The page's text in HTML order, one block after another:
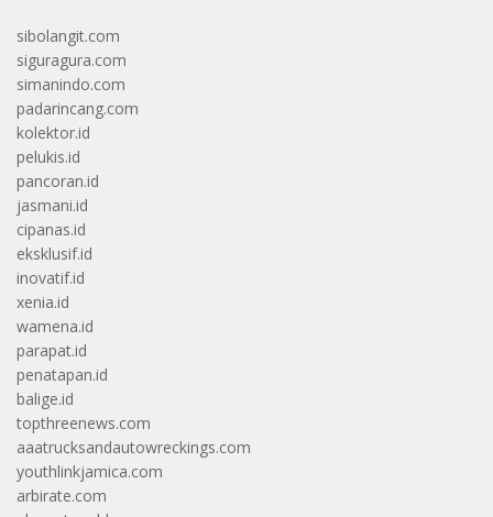
sibolangit.com
siguragura.com
simanindo.com
padarincang.com
kolektor.id
pelukis.id
pancoran.id
jasmani.id
cipanas.id
eksklusif.id
inovatif.id
xenia.id
wamena.id
parapat.id
penatapan.id
balige.id
topthreenews.com
aaatrucksandautowreckings.com
youthlinkjamica.com
arbirate.com